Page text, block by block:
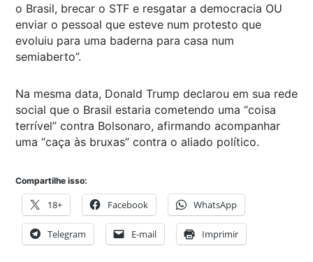
o Brasil, brecar o STF e resgatar a democracia OU
enviar o pessoal que esteve num protesto que
evoluiu para uma baderna para casa num
semiaberto”.
Na mesma data, Donald Trump declarou em sua rede
social que o Brasil estaria cometendo uma “coisa
terrível” contra Bolsonaro, afirmando acompanhar
uma “caça às bruxas” contra o aliado político.
Compartilhe isso:
18+ Facebook WhatsApp
Telegram E-mail Imprimir